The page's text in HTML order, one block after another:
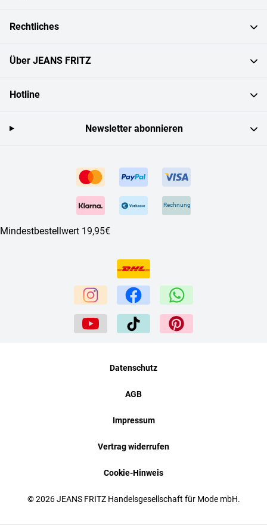
Rechtliches
Über JEANS FRITZ
Hotline
Rechnung
Mindestbestellwert 19,95€
Newsletter abonnieren
© 2026 JEANS FRITZ Handelsgesellschaft für Mode mbH.
Datenschutz
AGB
Impressum
Vertrag widerrufen
Cookie-Hinweis